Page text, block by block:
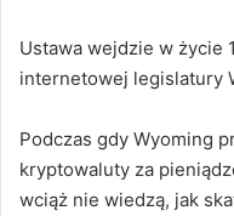
Ustawa wejdzie w życie
internetowej legislatury
Podczas gdy Wyoming
kryptowaluty za
wciąż nie wiedzą, jak